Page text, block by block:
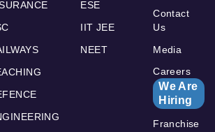
ESE
IIT JEE
NEET
Contact
Us
Media
Careers
We Are
Hiring
Franchise